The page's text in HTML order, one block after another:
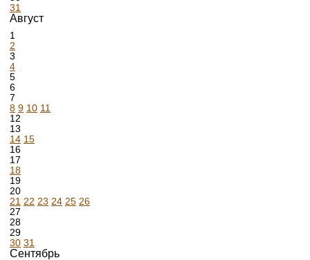
31
Август
1
2
3
4
5
6
7
8 9 10 11
12
13
14 15
16
17
18
19
20
21 22 23 24 25 26
27
28
29
30 31
Сентябрь